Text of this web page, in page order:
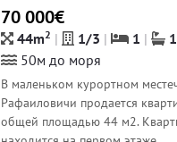
70 000€
44m2 1/3 1
1
50м до моря
В маленьком курортном
Рафаиловичи продается
общей площадью 44 м2.